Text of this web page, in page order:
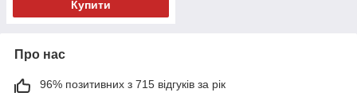
Купити
Про нас
96% позитивних з 715 відгуків за рік